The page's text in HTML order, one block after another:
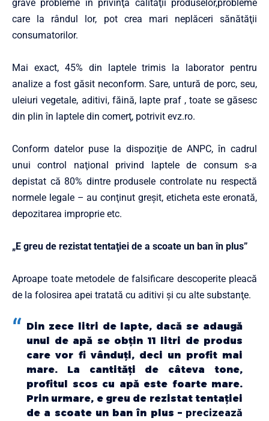
grave probleme în privinţa calităţii produselor,probleme
care la rândul lor, pot crea mari neplăceri sănătăţii
consumatorilor.
Mai exact, 45% din laptele trimis la laborator pentru
analize a fost găsit neconform. Sare, untură de porc, seu,
uleiuri vegetale, aditivi, făină, lapte praf , toate se găsesc
din plin în laptele din comerţ, potrivit evz.ro.
Conform datelor puse la dispoziţie de ANPC, în cadrul
unui control naţional privind laptele de consum s-a
depistat că 80% dintre produsele controlate nu respectă
normele legale – au conţinut greşit, eticheta este eronată,
depozitarea improprie etc.
„E greu de rezistat tentaţiei de a scoate un ban în plus”
Aproape toate metodele de falsificare descoperite pleacă
de la folosirea apei tratată cu aditivi şi cu alte substanţe.
Din zece litri de lapte, dacă se adaugă
unul de apă se obţin 11 litri de produs
care vor fi vânduţi, deci un profit mai
mare. La cantităţi de câteva tone,
profitul scos cu apă este foarte mare.
Prin urmare, e greu de rezistat tentaţiei
de a scoate un ban în plus – precizează